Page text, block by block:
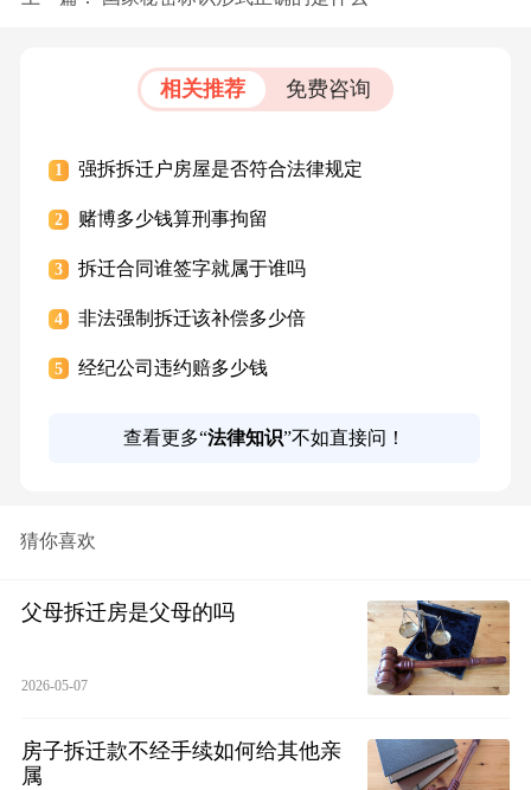
相关推荐 免费咨询
1 强拆拆迁户房屋是否符合法律规定
2 赌博多少钱算刑事拘留
3 拆迁合同谁签字就属于谁吗
4 非法强制拆迁该补偿多少倍
5 经纪公司违约赔多少钱
查看更多“法律知识”不如直接问！
猜你喜欢
父母拆迁房是父母的吗
2026-05-07
房子拆迁款不经手续如何给其他亲
属